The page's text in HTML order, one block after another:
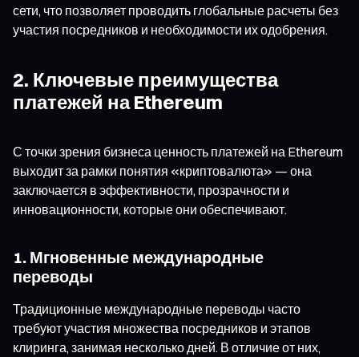
сети, что позволяет проводить глобальные расчеты без
участия посредников и необходимости их одобрения.
2. Ключевые преимущества
платежей на Ethereum
С точки зрения бизнеса ценность платежей на Ethereum
выходит за рамки понятия «криптовалюта» — она
заключается в эффективности, прозрачности и
инновационности, которые они обеспечивают.
1. Мгновенные международные
переводы
Традиционные международные переводы часто
требуют участия множества посредников и этапов
клиринга, занимая несколько дней. В отличие от них,